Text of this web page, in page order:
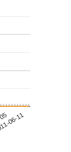
06-11